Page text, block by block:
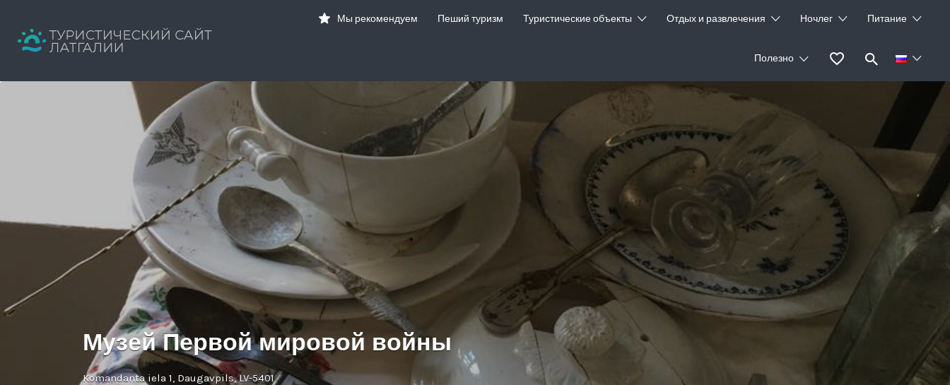
Путеводитель твоего отдыха
Мы рекомендуем Пеший туризм Туристические объекты Отдых и развлечения Ночлег Питание
Полезно
Музей Первой мировой войны
Komandanta iela 1, Daugavpils, LV-5401